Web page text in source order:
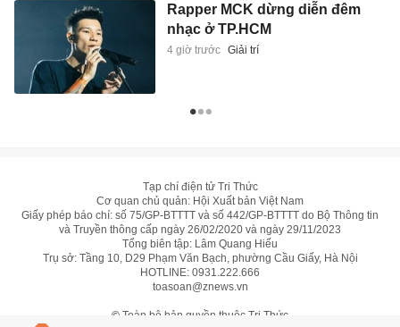
Rapper MCK dừng diễn đêm
nhạc ở TP.HCM
4 giờ trước Giải trí
Tạp chí điện tử Tri Thức
Cơ quan chủ quản: Hội Xuất bản Việt Nam
Giấy phép báo chí: số 75/GP-BTTTT và số 442/GP-BTTTT do Bộ Thông tin
và Truyền thông cấp ngày 26/02/2020 và ngày 29/11/2023
Tổng biên tập: Lâm Quang Hiếu
Trụ sở: Tầng 10, D29 Phạm Văn Bạch, phường Cầu Giấy, Hà Nội
HOTLINE: 0931.222.666
toasoan@znews.vn
© Toàn bộ bản quyền thuộc Tri Thức